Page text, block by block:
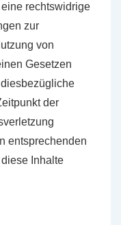
rechtswidrige
zur
von
Gesetzen
der
entsprechenden
Inhalte